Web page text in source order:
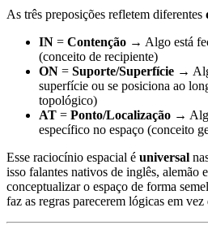
As três preposições refletem diferentes
IN = Contenção → Algo está
(conceito de recipiente)
ON = Suporte/Superfície →
superfície ou se posiciona ao
topológico)
AT = Ponto/Localização →
específico no espaço (conceito
Esse raciocínio espacial é universal
isso falantes nativos de inglês, alemão
conceptualizar o espaço de forma
faz as regras parecerem lógicas em vez